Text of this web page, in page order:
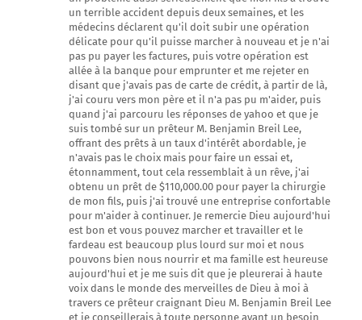
un terrible accident depuis deux semaines, et les
médecins déclarent qu'il doit subir une opération
délicate pour qu'il puisse marcher à nouveau et je n'ai
pas pu payer les factures, puis votre opération est
allée à la banque pour emprunter et me rejeter en
disant que j'avais pas de carte de crédit, à partir de là,
j'ai couru vers mon père et il n'a pas pu m'aider, puis
quand j'ai parcouru les réponses de yahoo et que je
suis tombé sur un prêteur M. Benjamin Breil Lee,
offrant des prêts à un taux d'intérêt abordable, je
n'avais pas le choix mais pour faire un essai et,
étonnamment, tout cela ressemblait à un rêve, j'ai
obtenu un prêt de $110,000.00 pour payer la chirurgie
de mon fils, puis j'ai trouvé une entreprise confortable
pour m'aider à continuer. Je remercie Dieu aujourd'hui
est bon et vous pouvez marcher et travailler et le
fardeau est beaucoup plus lourd sur moi et nous
pouvons bien nous nourrir et ma famille est heureuse
aujourd'hui et je me suis dit que je pleurerai à haute
voix dans le monde des merveilles de Dieu à moi à
travers ce prêteur craignant Dieu M. Benjamin Breil Lee
et je conseillerais à toute personne ayant un besoin